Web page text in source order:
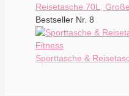
Reisetasche 70L,
Bestseller Nr. 8
Sporttasche &